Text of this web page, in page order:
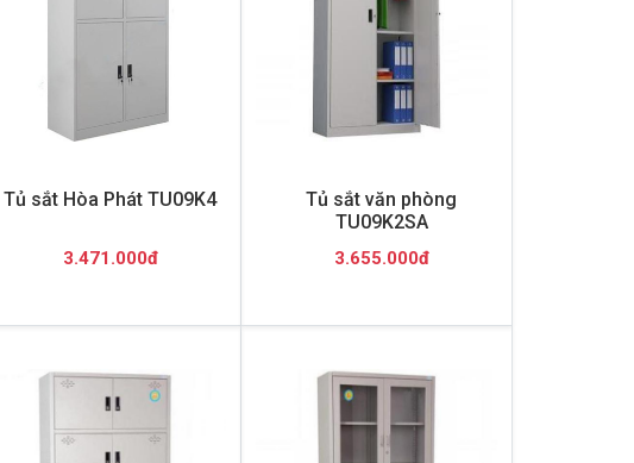
Tủ sắt Hòa Phát TU09K4
3.471.000đ
Tủ sắt văn phòng
TU09K2SA
3.655.000đ